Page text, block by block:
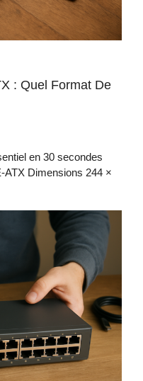
: Quel Format De
en 30 secondes
Dimensions 244 ×